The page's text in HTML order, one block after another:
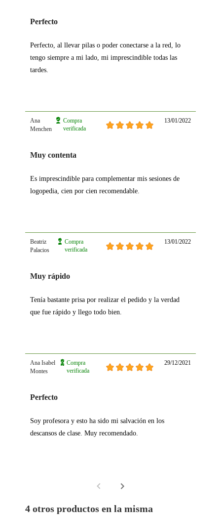
Perfecto
Perfecto, al llevar pilas o poder conectarse a la red, lo
tengo siempre a mi lado, mi imprescindible todas las
tardes.
Ana
Menchen
Compra
verificada
13/01/2022
Muy contenta
Es imprescindible para complementar mis sesiones de
logopedia, cien por cien recomendable.
Beatriz
Palacios
Compra
verificada
13/01/2022
Muy rápido
Tenía bastante prisa por realizar el pedido y la verdad
que fue rápido y llego todo bien.
Ana Isabel
Montes
Compra
verificada
29/12/2021
Perfecto
Soy profesora y esto ha sido mi salvación en los
descansos de clase. Muy recomendado.
4 otros productos en la misma